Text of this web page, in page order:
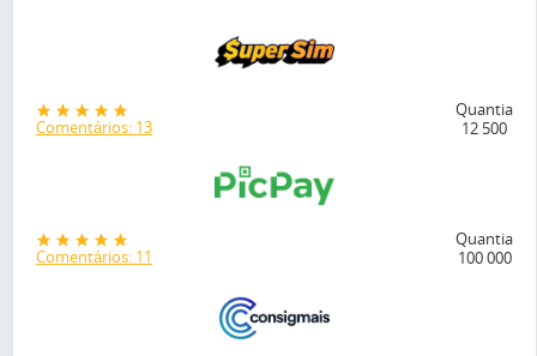
Comentários: 13
Quantia
12 500
Comentários: 11
Quantia
100 000